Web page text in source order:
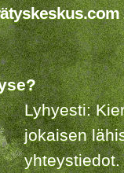
Lyhyesti:
jokaisen